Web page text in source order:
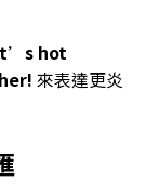
hot
來表達更炎